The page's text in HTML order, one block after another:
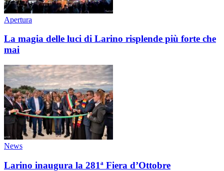
Apertura
La magia delle luci di Larino risplende più forte che
mai
News
Larino inaugura la 281ª Fiera d’Ottobre